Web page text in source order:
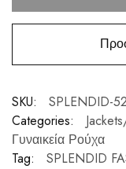
SKU:
SPLENDID-
Categories:
Γυναικεία Ρούχα
Tag:
SPLENDID